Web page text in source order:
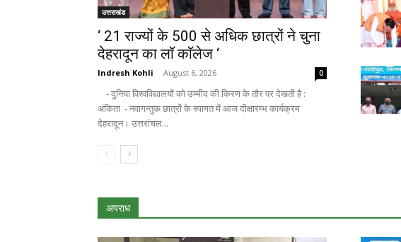
उत्तराखंड
‘ 21 राज्यों के 500 से अधिक छात्रों ने चुना
देहरादून का लाॅ काॅलेज ‘
Indresh Kohli - August 6, 2026 0
- दुनिया विश्वविद्यालयों को उम्मीद की किरण के तौर पर देखती है :
अंकिता - नवागन्तुक छात्रों के स्वागत में आज दीक्षारम्भ कार्यक्रम
देहरादून। उत्तरांचल...
अपराध